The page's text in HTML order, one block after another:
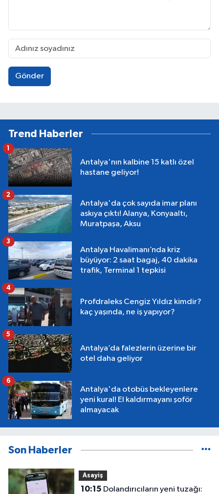
Gönder
Trend Haberler
Antalya'nın kalbine 15 katlı özel
hastane geliyor!
1
Antalya'da çok sayıda imar planı
askıya çıktı! Alanya, Konyaaltı,
Muratpaşa, Aksu
2
Antalya Havalimanı’nda kriz
büyüyor: 2 saat bagaj, 40 dakika
trafik, Terminal 1 tepkisi
3
Profdraleks Cengiz Yıldız kimdir?
kaç yaşında, ne iş yapıyor?
4
Antalya’da falezlerin üzerine bir
otel daha geliyor
5
Antalya'da otobüs bekleyenlere
yeni kural! El kaldırmayanı şoför
almayacak
6
Son Haberler
Asayiş
10:15